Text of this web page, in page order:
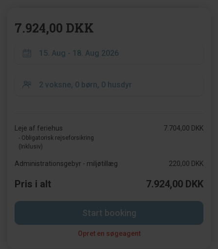
7.924,00 DKK
Leje af feriehus
- Obligatorisk rejseforsikring
(Inklusiv)
7.704,00 DKK
Administrationsgebyr - miljøtillæg 220,00 DKK
Pris i alt 7.924,00 DKK
Start booking
Opret en søgeagent